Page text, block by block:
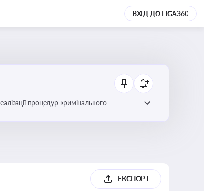
ВХІД ДО LIGA360
процедур кримінального
ЕКСПОРТ